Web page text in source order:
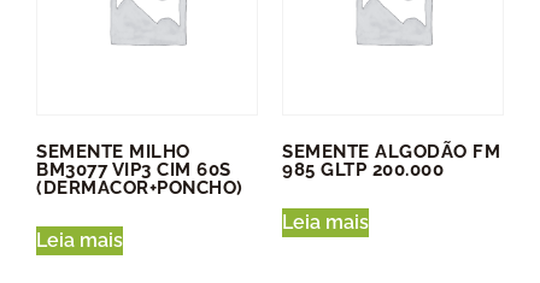
SEMENTE MILHO
BM3077 VIP3 CIM 60S
(DERMACOR+PONCHO)
Leia mais
SEMENTE ALGODÃO FM
985 GLTP 200.000
Leia mais